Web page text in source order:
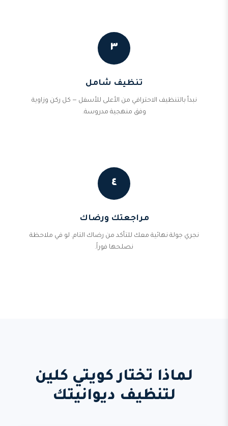
٣
تنظيف شامل
نبدأ بالتنظيف الاحترافي من الأعلى للأسفل — كل ركن وزاوية
وفق منهجية مدروسة.
٤
مراجعتك ورضاك
نجري جولة نهائية معك للتأكد من رضاك التام. لو في ملاحظة
نصلحها فوراً.
لماذا تختار كويتي كلين
لتنظيف ديوانيتك